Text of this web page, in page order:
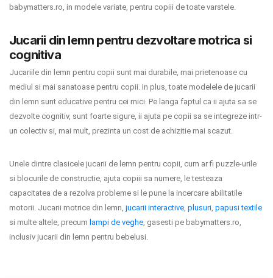
babymatters.ro, in modele variate, pentru copiii de toate varstele.
Jucarii din lemn pentru dezvoltare motrica si
cognitiva
Jucariile din lemn pentru copii sunt mai durabile, mai prietenoase cu
mediul si mai sanatoase pentru copii. In plus, toate modelele de jucarii
din lemn sunt educative pentru cei mici. Pe langa faptul ca ii ajuta sa se
dezvolte cognitiv, sunt foarte sigure, ii ajuta pe copii sa se integreze intr-
un colectiv si, mai mult, prezinta un cost de achizitie mai scazut.
Unele dintre clasicele jucarii de lemn pentru copii, cum ar fi puzzle-urile
si blocurile de constructie, ajuta copiii sa numere, le testeaza
capacitatea de a rezolva probleme si le pune la incercare abilitatile
motorii. Jucarii motrice din lemn, jucarii interactive, plusuri, papusi textile
si multe altele, precum lampi de veghe, gasesti pe babymatters.ro,
inclusiv jucarii din lemn pentru bebelusi.